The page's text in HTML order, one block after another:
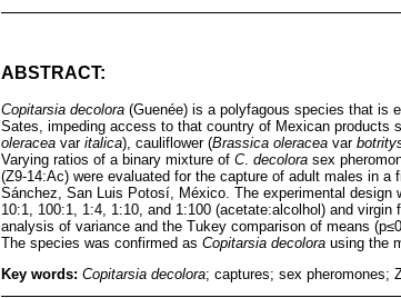
ABSTRACT:
Copitarsia decolora (Guenée) is a polyfagous species that is
Sates, impeding access to that country of Mexican products
oleracea var italica), cauliflower (Brassica oleracea var
Varying ratios of a binary mixture of C. decolora sex
(Z9-14:Ac) were evaluated for the capture of adult males in a
Sánchez, San Luis Potosí, México. The experimental design
10:1, 100:1, 1:4, 1:10, and 1:100 (acetate:alcolhol) and
analysis of variance and the Tukey comparison of means
The species was confirmed as Copitarsia decolora using the
Key words: Copitarsia decolora; captures; sex pheromones;